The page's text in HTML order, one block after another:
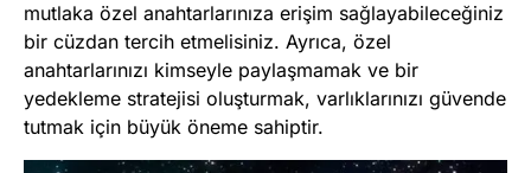
mutlaka özel anahtarlarınıza erişim sağlayabileceğiniz
bir cüzdan tercih etmelisiniz. Ayrıca, özel
anahtarlarınızı kimseyle paylaşmamak ve bir
yedekleme stratejisi oluşturmak, varlıklarınızı güvende
tutmak için büyük öneme sahiptir.